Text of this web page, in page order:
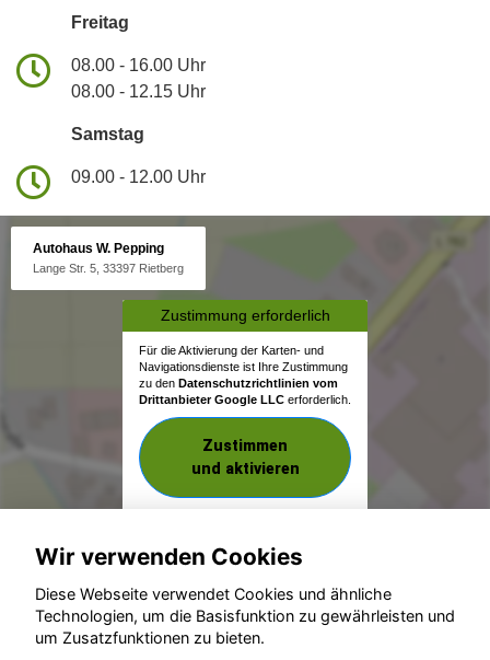
Freitag
08.00 - 16.00 Uhr
08.00 - 12.15 Uhr
Samstag
09.00 - 12.00 Uhr
Autohaus W. Pepping
Lange Str. 5, 33397 Rietberg
Zustimmung erforderlich
Für die Aktivierung der Karten- und
Navigationsdienste ist Ihre Zustimmung
zu den Datenschutzrichtlinien vom
Drittanbieter Google LLC erforderlich.
Zustimmen
und aktivieren
© konjunkturmotor.de GmbH 2020 - 2026
Wir verwenden Cookies
Diese Webseite verwendet Cookies und ähnliche
Technologien, um die Basisfunktion zu gewährleisten und
um Zusatzfunktionen zu bieten.